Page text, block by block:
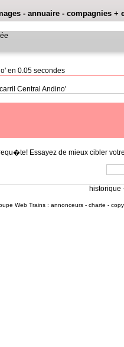
- annuaire - compagnies +
en 0.05 secondes
Central Andino'
Essayez de mieux cibler
historique
Web Trains : annonceurs - charte -